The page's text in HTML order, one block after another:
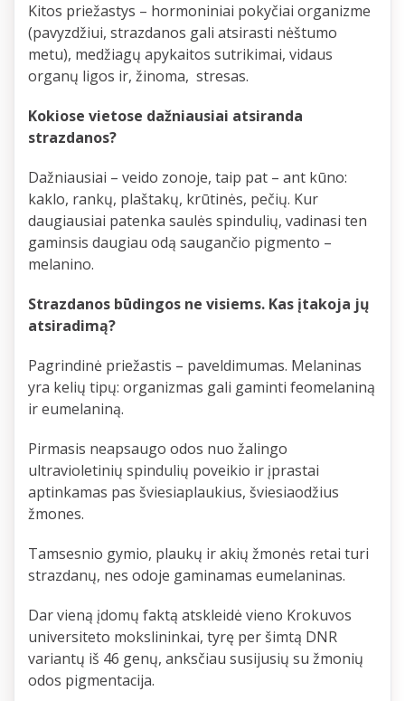
Kitos priežastys – hormoniniai pokyčiai organizme
(pavyzdžiui, strazdanos gali atsirasti nėštumo
metu), medžiagų apykaitos sutrikimai, vidaus
organų ligos ir, žinoma, stresas.
Kokiose vietose dažniausiai atsiranda
strazdanos?
Dažniausiai – veido zonoje, taip pat – ant kūno:
kaklo, rankų, plaštakų, krūtinės, pečių. Kur
daugiausiai patenka saulės spindulių, vadinasi ten
gaminsis daugiau odą saugančio pigmento –
melanino.
Strazdanos būdingos ne visiems. Kas įtakoja jų
atsiradimą?
Pagrindinė priežastis – paveldimumas. Melaninas
yra kelių tipų: organizmas gali gaminti feomelaniną
ir eumelaniną.
Pirmasis neapsaugo odos nuo žalingo
ultravioletinių spindulių poveikio ir įprastai
aptinkamas pas šviesiaplaukius, šviesiaodžius
žmones.
Tamsesnio gymio, plaukų ir akių žmonės retai turi
strazdanų, nes odoje gaminamas eumelaninas.
Dar vieną įdomų faktą atskleidė vieno Krokuvos
universiteto mokslininkai, tyrę per šimtą DNR
variantų iš 46 genų, anksčiau susijusių su žmonių
odos pigmentacija.